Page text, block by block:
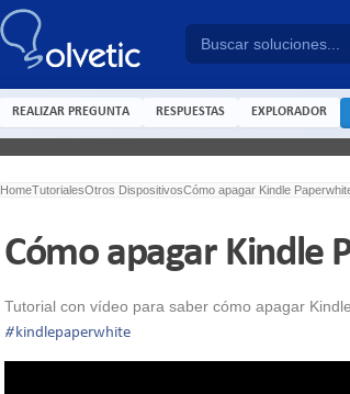
REALIZAR PREGUNTA RESPUESTAS EXPLORADOR
HomeTutorialesOtros DispositivosCómo apagar Kindle
Cómo apagar Kindle
Tutorial con vídeo para saber cómo apagar
# kindlepaperwhite